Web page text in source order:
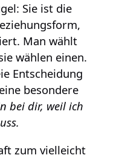
Sie ist die
Man wählt
wählen einen.
Entscheidung
besondere
bei dir, weil ich
zum vielleicht